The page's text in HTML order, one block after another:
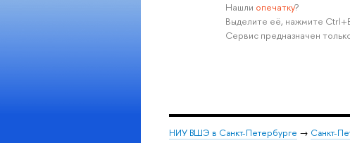
Нашли опечатку?
Выделите её, нажмите
Сервис предназначен
НИУ ВШЭ в Санкт-Петербурге → Санкт-